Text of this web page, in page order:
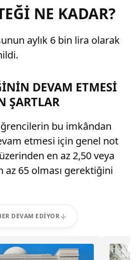
NE KADAR?
aylık 6 bin lira olarak
DEVAM ETMESİ
ŞARTLAR
bu imkândan
etmesi için genel not
en az 2,50 veya
az 65 olması gerektiğini
DEVAM EDIYOR